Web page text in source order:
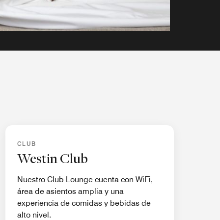
CLUB
Westin Club
Nuestro Club Lounge cuenta con WiFi,
área de asientos amplia y una
experiencia de comidas y bebidas de
alto nivel.